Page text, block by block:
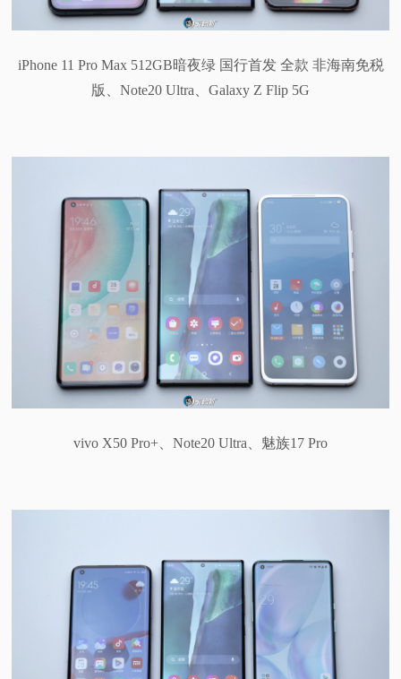
iPhone 11 Pro Max 512GB暗夜绿 国行首发 全款 非海南免税
版、Note20 Ultra、Galaxy Z Flip 5G
vivo X50 Pro+、Note20 Ultra、魅族17 Pro